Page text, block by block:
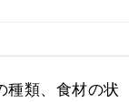
種類、食材の状